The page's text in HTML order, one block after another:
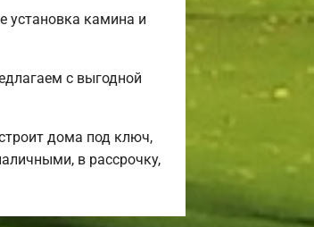
установка камина и
с выгодной
дома под ключ,
в рассрочку,